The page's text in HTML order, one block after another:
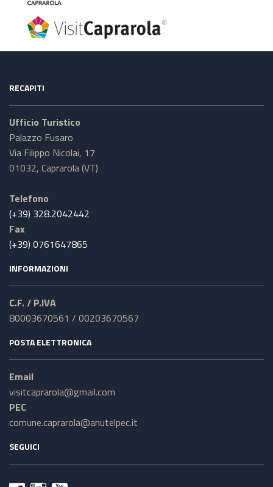
RECAPITI
Ufficio Turistico
Palazzo Fusaro
Via Filippo Nicolai, 17
01032, Caprarola (VT)
Telefono
(+39) 328.2042442
Fax
(+39) 0761647865
INFORMAZIONI
C.F. / P.IVA
80003670561 / 00203670567
POSTA ELETTRONICA
Email
visitcaprarola@gmail.com
PEC
comune.caprarola@anutelpec.it
SEGUICI